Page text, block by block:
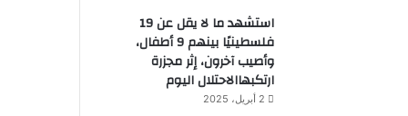
استشهد ما لا يقل عن 19
فلسطينيًا بينهم 9 أطفال،
وأصيب آخرون، إثر مجزرة
ارتكبهاالاحتلال اليوم
2 أبريل، 2025